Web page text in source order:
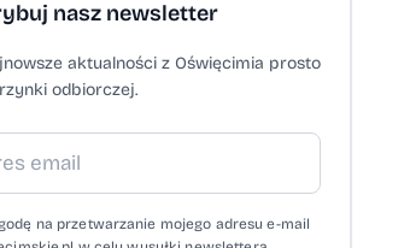
nasz newsletter
aktualności z Oświęcimia prosto
odbiorczej.
na przetwarzanie mojego adresu e-mail